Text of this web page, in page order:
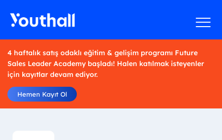
4 haftalık satış odaklı eğitim & gelişim programı Future
Sales Leader Academy başladı! Halen katılmak isteyenler
için kayıtlar devam ediyor.
Hemen Kayıt Ol